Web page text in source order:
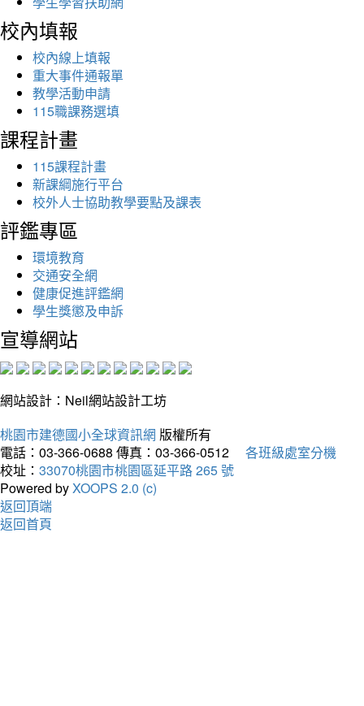
校內填報
校內線上填報
重大事件通報單
教學活動申請
115職課務選填
課程計畫
115課程計畫
新課綱施行平台
校外人士協助教學要點及課表
評鑑專區
環境教育
交通安全網
健康促進評鑑網
學生獎懲及申訴
宣導網站
網站設計：Neil網站設計工坊
桃園市建德國小全球資訊網 版權所有
電話：03-366-0688 傳真：03-366-0512
各班級處室分機
校址： 33070桃園市桃園區延平路 265 號
Powered byXOOPS 2.0 (c)
返回頂端
返回首頁